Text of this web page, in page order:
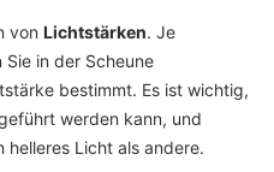
von Lichtstärken. Je
in der Scheune
bestimmt. Es ist wichtig,
werden kann, und
helleres Licht als andere.